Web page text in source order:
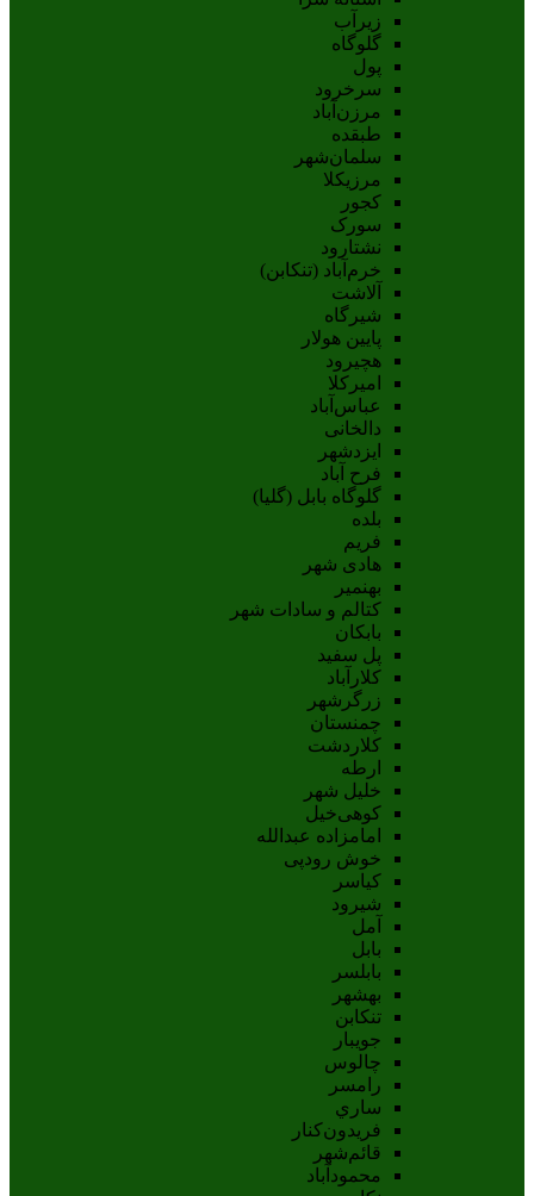
زیرآب
گلوگاه
پول
سرخرود
مرزن‌آباد
طبقده
سلمان‌شهر
مرزیکلا
کجور
سورک
نشتارود
خرم‌آباد (تنکابن)
آلاشت
شیرگاه
پایین هولار
هچیرود
امیرکلا
عباس‌آباد
دالخانی
ایزدشهر
فرح آباد
گلوگاه بابل (گلیا)
بلده
فریم
هادی شهر
بهنمیر
کتالم و سادات شهر
بابکان
پل سفید
کلارآباد
زرگرشهر
چمنستان
کلاردشت
ارطه
خلیل شهر
کوهی‌خیل
امامزاده عبدالله
خوش رودپی
کیاسر
شیرود
آمل
بابل
بابلسر
بهشهر
تنکابن
جويبار
چالوس
رامسر
ساري
فريدون‌کنار
قائم‌شهر
محمودآباد